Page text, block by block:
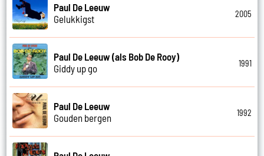
Paul De Leeuw
Gelukkigst
2005
Paul De Leeuw (als Bob De Rooy)
Giddy up go
1991
Paul De Leeuw
Gouden bergen
1992